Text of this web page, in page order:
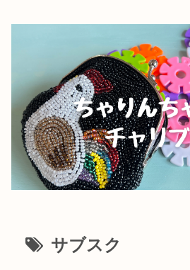
サブスク